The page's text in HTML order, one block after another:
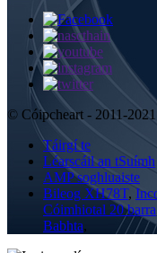
© Cóipcheart - 2011-
Táirgí te
Léarscáil an tSuímh
AMP soghluaiste
Bileog XH78T,
Cóimhiotal 20 barra
Babhta,